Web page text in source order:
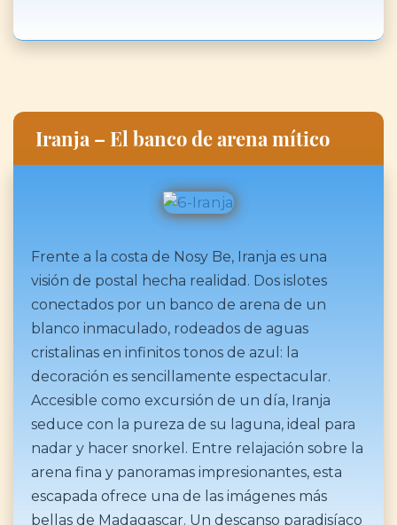
Iranja – El banco de arena mítico
Frente a la costa de Nosy Be, Iranja es una
visión de postal hecha realidad. Dos islotes
conectados por un banco de arena de un
blanco inmaculado, rodeados de aguas
cristalinas en infinitos tonos de azul: la
decoración es sencillamente espectacular.
Accesible como excursión de un día, Iranja
seduce con la pureza de su laguna, ideal para
nadar y hacer snorkel. Entre relajación sobre la
arena fina y panoramas impresionantes, esta
escapada ofrece una de las imágenes más
bellas de Madagascar. Un descanso paradisíaco